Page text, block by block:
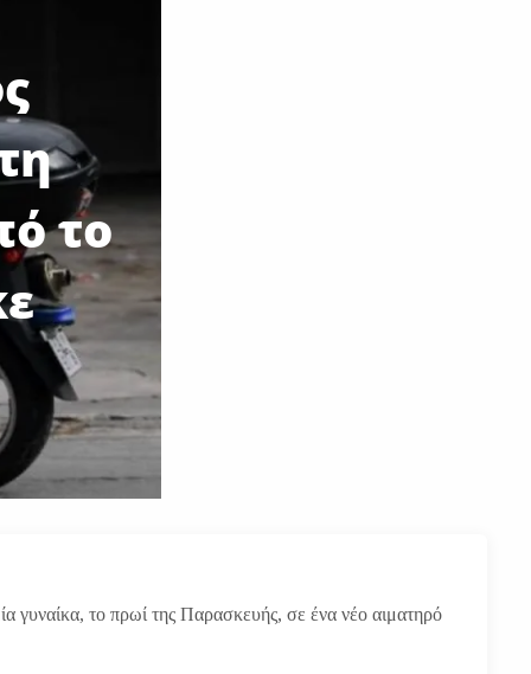
το
γυναίκα, το πρωί της Παρασκευής, σε ένα νέο αιματηρό